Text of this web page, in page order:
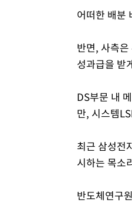
어떠한 배분
반면, 사측
성과급을 받
DS부문 내
만, 시스템
최근 삼성전
시하는 목소
반도체연구